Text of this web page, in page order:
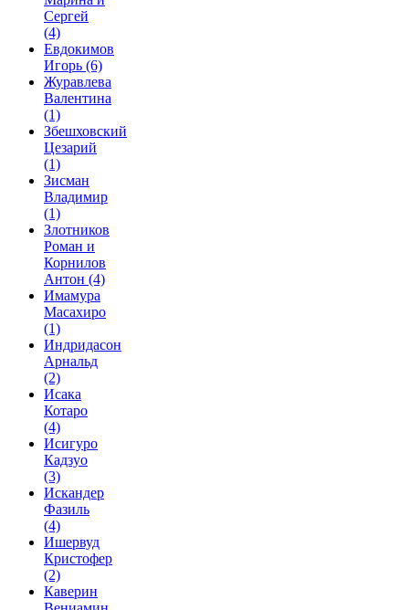
Сергей
(4)
Евдокимов
Игорь (6)
Журавлева
Валентина
(1)
Збешховский
Цезарий
(1)
Зисман
Владимир
(1)
Злотников
Роман и
Корнилов
Антон (4)
Имамура
Масахиро
(1)
Индридасон
Арнальд
(2)
Исака
Котаро
(4)
Исигуро
Кадзуо
(3)
Искандер
Фазиль
(4)
Ишервуд
Кристофер
(2)
Каверин